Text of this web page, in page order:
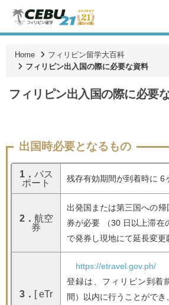
Home
フィリピン留学大百科
フィリピン出入国の際に必要な資料
フィリピン出入国の際に必要
出国時必要となるもの
1． パス
ポート
残存有効期間が到着時に 6
2． 航空
券
出発国または第三国への
券が必要 （30 日以上滞在
で発券し現地にて延長変更
3． [ eTr
https://etravel.gov.ph/
登録は、フィリピン到着
間）以内に行うことができ、